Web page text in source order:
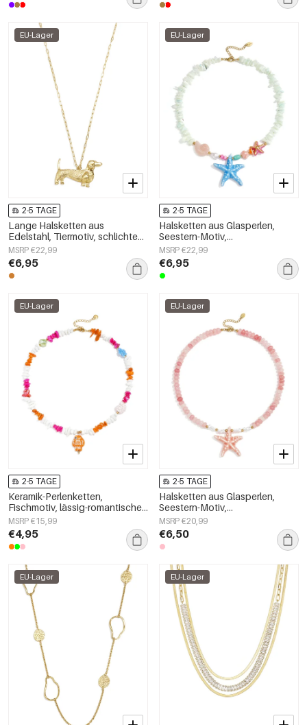
EU-Lager
2-5 TAGE
Lange Halsketten aus
Edelstahl, Tiermotiv, schlichte
Alltags-Serie, Damenschmuck
MSRP €22,99
€6,95
EU-Lager
2-5 TAGE
Halsketten aus Glasperlen,
Seestern-Motiv,
Urlaubs-/Strand-Romantik-Serie,
Damenschmuck
MSRP €22,99
€6,95
EU-Lager
2-5 TAGE
Keramik-Perlenketten,
Fischmotiv, lässig-romantische
Serie, Damenschmuck
MSRP €15,99
€4,95
EU-Lager
2-5 TAGE
Halsketten aus Glasperlen,
Seestern-Motiv,
Urlaubs-/Strand-Romantik-Serie,
Damenschmuck
MSRP €20,99
€6,50
EU-Lager EU-Lager